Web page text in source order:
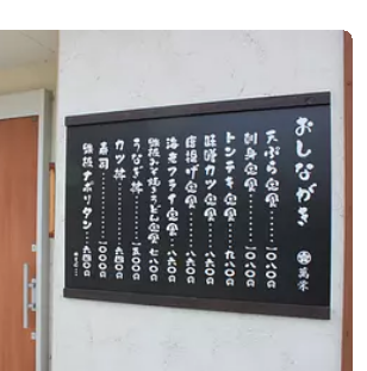
泉もありコテージ宿泊の方は貸し切りでご利
つき１時間)